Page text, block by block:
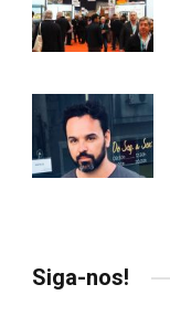
Siga-nos!